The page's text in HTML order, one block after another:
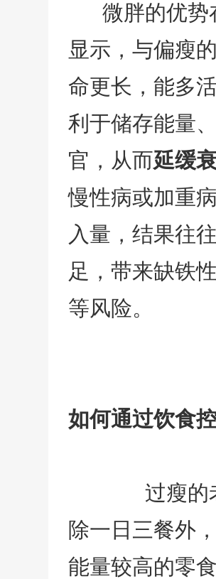
微胖的优势
显示，与偏瘦
命更长，能多
利于储存能量
官，从而延缓
慢性病或加重
入量，结果往
足，带来缺铁
等风险。
如何通过饮食
过瘦的
除一日三餐外
能量较高的零